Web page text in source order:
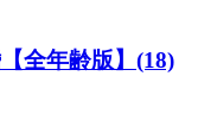
全年齢版】(18)